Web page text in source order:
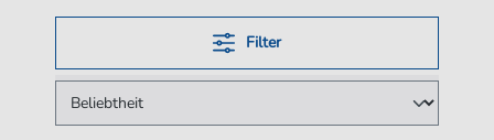
Filter